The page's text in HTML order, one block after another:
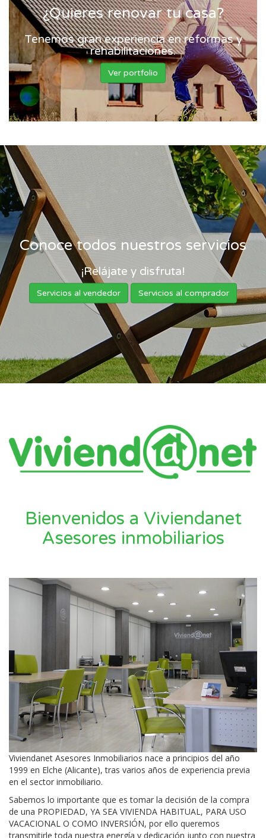
¿Quieres renovar tu casa?
Tenemos gran experiencia en reformas y
rehabilitaciones.
Ver portfolio
Conoce todos nuestros servicios
¡Relájate y disfruta!
Servicios al vendedor Servicios al comprador
Bienvenidos a Viviendanet
Asesores inmobiliarios
Viviendanet Asesores Inmobiliarios nace a principios del año
1999 en Elche (Alicante), tras varios años de experiencia previa
en el sector inmobiliario.
Sabemos lo importante que es tomar la decisión de la compra
de una PROPIEDAD, YA SEA VIVIENDA HABITUAL, PARA USO
VACACIONAL O COMO INVERSIÓN, por ello queremos
transmitirle toda nuestra energía y dedicación junto con nuestra